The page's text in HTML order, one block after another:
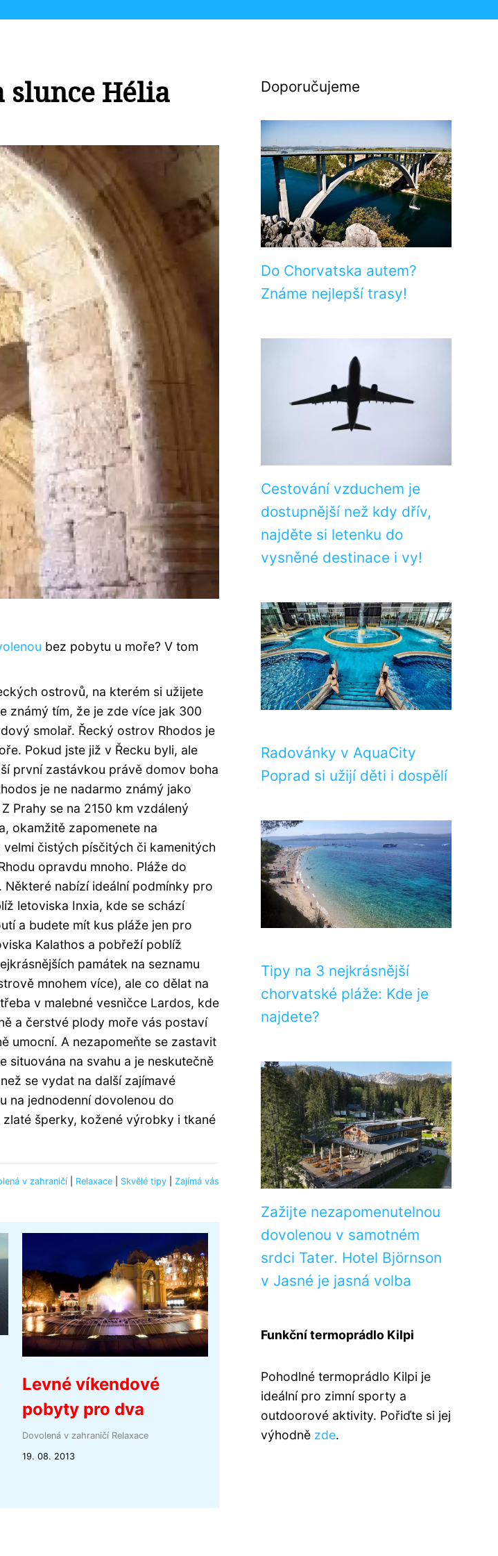
slunce Hélia
bez pobytu u moře? V tom
ostrovů, na kterém si užijete
známý tím, že je zde více jak 300
smolař. Řecký ostrov Rhodos je
Pokud jste již v Řecku byli, ale
první zastávkou právě domov boha
je ne nadarmo známý jako
Prahy se na 2150 km vzdálený
okamžitě zapomenete na
čistých písčitých či kamenitých
opravdu mnoho. Pláže do
nabízí ideální podmínky pro
letoviska Inxia, kde se schází
a budete mít kus pláže jen pro
Kalathos a pobřeží poblíž
památek na seznamu
mnohem více), ale co dělat na
v malebné vesničce Lardos, kde
a čerstvé plody moře vás postaví
umocní. A nezapomeňte se zastavit
situována na svahu a je neskutečně
se vydat na další zajímavé
na jednodenní dovolenou do
šperky, kožené výrobky i tkané
v zahraničí Relaxace Skvělé tipy Zajímá vás
Levné víkendové
pobyty pro dva
Dovolená v zahraničí Relaxace
19. 08. 2013
Doporučujeme
Do Chorvatska autem?
Známe nejlepší trasy!
Cestování vzduchem je
dostupnější než kdy dřív,
najděte si letenku do
vysněné destinace i vy!
Radovánky v AquaCity
Poprad si užijí děti i dospělí
Tipy na 3 nejkrásnější
chorvatské pláže: Kde je
najdete?
Zažijte nezapomenutelnou
dovolenou v samotném
srdci Tater. Hotel Björnson
v Jasné je jasná volba
Funkční termoprádlo Kilpi
Pohodlné termoprádlo Kilpi je
ideální pro zimní sporty a
outdoorové aktivity. Pořiďte si jej
výhodně zde.